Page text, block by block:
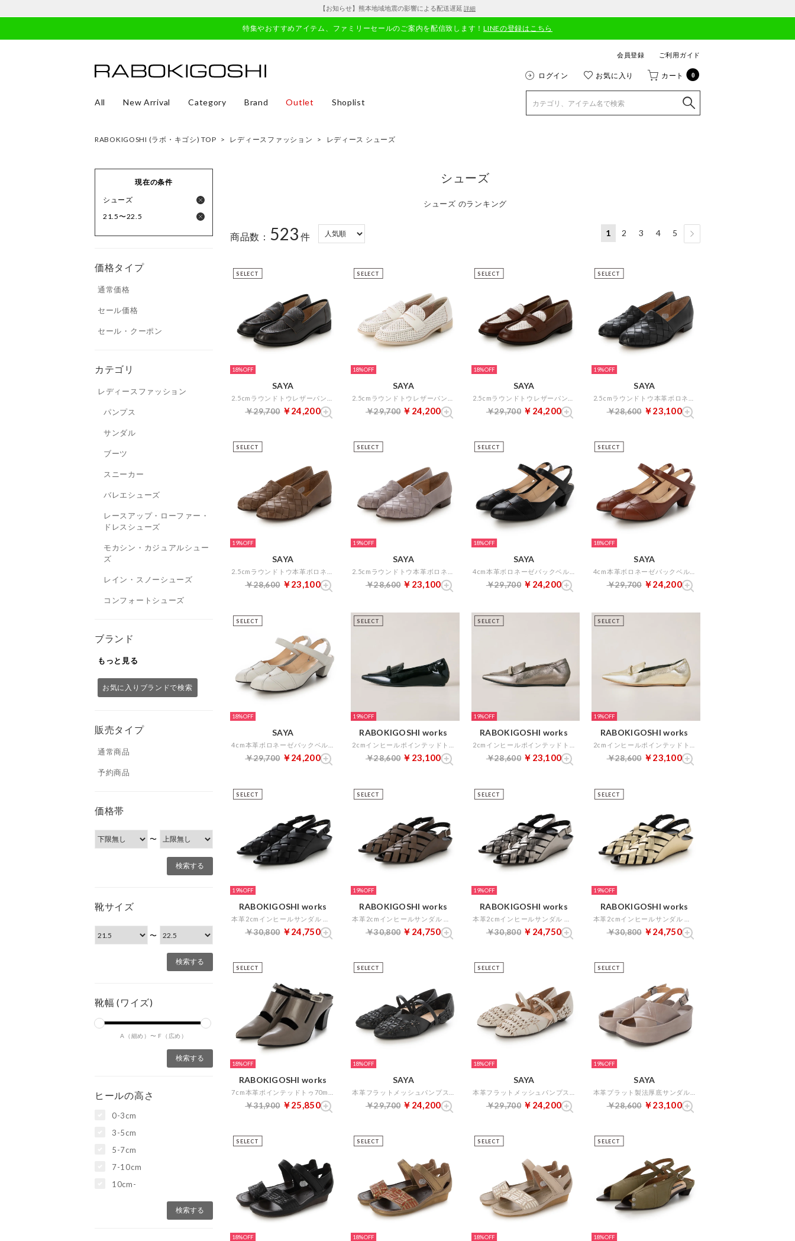
【お知らせ】熊本地域地震の影響による配送遅延 詳細
特集やおすすめアイテム、ファミリーセールのご案内を配信致します！LINEの登録はこちら
会員登録 ご利用ガイド
ログイン お気に入り カート 0
All New Arrival Category Brand Outlet Shoplist
RABOKIGOSHI (ラボ・キゴシ) TOP > レディースファッション > レディース シューズ
現在の条件
シューズ
21.5〜22.5
価格タイプ
通常価格
セール価格
セール・クーポン
カテゴリ
レディースファッション
パンプス
サンダル
ブーツ
スニーカー
バレエシューズ
レースアップ・ローファー・
ドレスシューズ
モカシン・カジュアルシュー
ズ
レイン・スノーシューズ
コンフォートシューズ
ブランド
もっと見る
お気に入りブランドで検索
販売タイプ
通常商品
予約商品
価格帯
〜
靴サイズ
〜
靴幅 (ワイズ)
A（細め）〜 F（広め）
ヒールの高さ
0-3cm
3-5cm
5-7cm
7-10cm
10cm-
シューズ
シューズ のランキング
商品数： 523 件 1 2 3 4 5
SELECT
18%
SAYA
￥29,700 ￥24,200
SELECT
18%
SAYA
￥29,700 ￥24,200
SELECT
18%
SAYA
￥29,700 ￥24,200
SELECT
19%
SAYA
￥28,600 ￥23,100
SELECT
19%
SAYA
￥28,600 ￥23,100
SELECT
19%
SAYA
￥28,600 ￥23,100
SELECT
18%
SAYA
￥29,700 ￥24,200
SELECT
18%
SAYA
￥29,700 ￥24,200
SELECT
18%
SAYA
￥29,700 ￥24,200
SELECT
19%
RABOKIGOSHI works
￥28,600 ￥23,100
SELECT
19%
RABOKIGOSHI works
￥28,600 ￥23,100
SELECT
19%
RABOKIGOSHI works
￥28,600 ￥23,100
SELECT
19%
RABOKIGOSHI works
￥30,800 ￥24,750
SELECT
19%
RABOKIGOSHI works
￥30,800 ￥24,750
SELECT
19%
RABOKIGOSHI works
￥30,800 ￥24,750
SELECT
19%
RABOKIGOSHI works
￥30,800 ￥24,750
SELECT
18%
RABOKIGOSHI works
￥31,900 ￥25,850
SELECT
18%
SAYA
￥29,700 ￥24,200
SELECT
18%
SAYA
￥29,700 ￥24,200
SELECT
19%
SAYA
￥28,600 ￥23,100
SELECT
18%
SELECT
18%
SELECT
18%
SELECT
18%